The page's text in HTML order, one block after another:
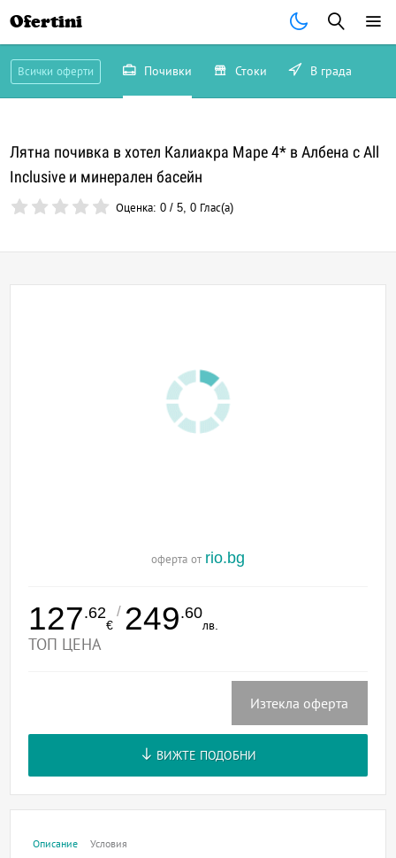
Ofertini
Всички оферти Почивки Стоки В града
Лятна почивка в хотел Калиакра Маре 4* в Албена с All
Inclusive и минерален басейн
Оценка:0 /5,0 Глас(а)
оферта от rio.bg
127.62
€
/ 249.60
лв.
ТОП ЦЕНА
Изтекла оферта
ВИЖТЕ ПОДОБНИ
Описание Условия